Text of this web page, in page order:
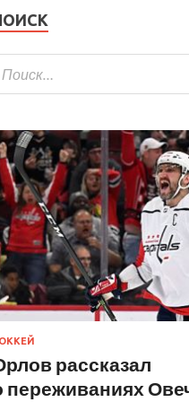
рассказал
переживаниях